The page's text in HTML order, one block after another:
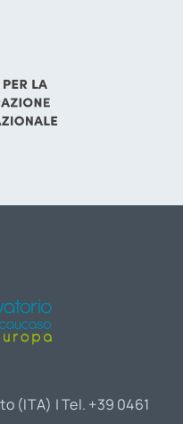
(ITA) | Tel. +39 0461